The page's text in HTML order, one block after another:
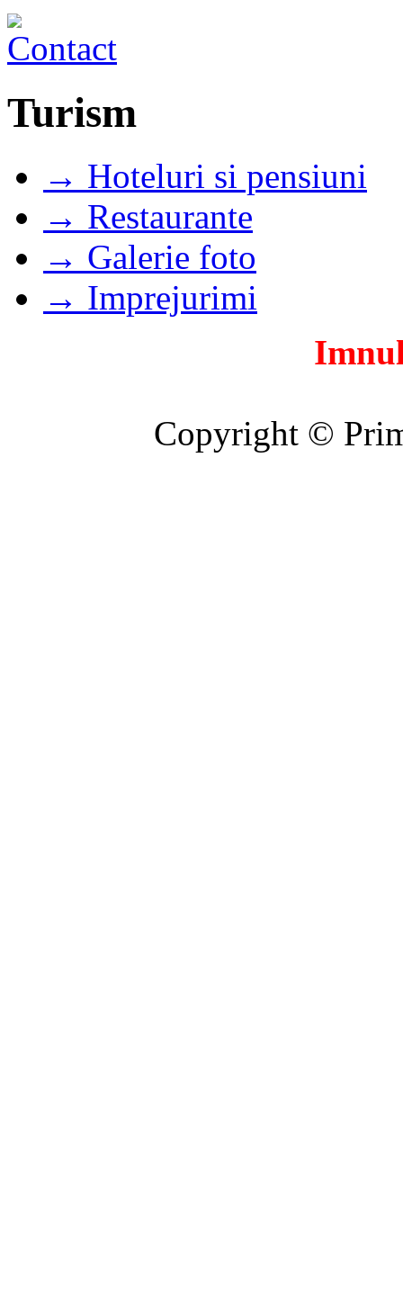
Turism
→ Hoteluri si pensiuni
→ Restaurante
→ Galerie foto
→ Imprejurimi
Copyright ©